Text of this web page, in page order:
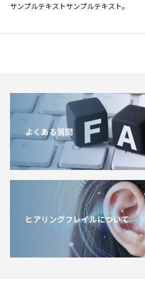
サンプルテキストサンプルテキスト。
よくある質問
ヒアリングフレイルについて